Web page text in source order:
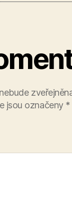
jsou označeny *